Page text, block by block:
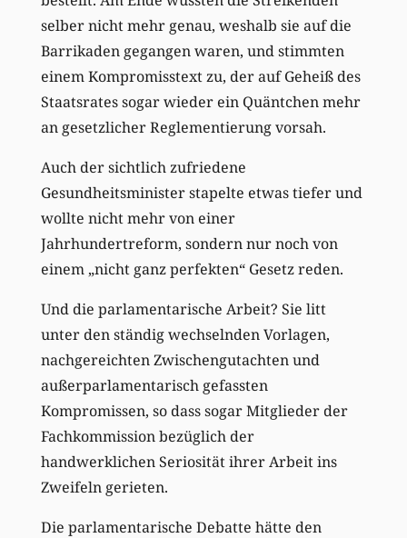
selber nicht mehr genau, weshalb sie auf die
Barrikaden gegangen waren, und stimmten
einem Kompromisstext zu, der auf Geheiß des
Staatsrates sogar wieder ein Quäntchen mehr
an gesetzlicher Reglementierung vorsah.
Auch der sichtlich zufriedene
Gesundheitsminister stapelte etwas tiefer und
wollte nicht mehr von einer
Jahrhundertreform, sondern nur noch von
einem „nicht ganz perfekten“ Gesetz reden.
Und die parlamentarische Arbeit? Sie litt
unter den ständig wechselnden Vorlagen,
nachgereichten Zwischengutachten und
außerparlamentarisch gefassten
Kompromissen, so dass sogar Mitglieder der
Fachkommission bezüglich der
handwerklichen Seriosität ihrer Arbeit ins
Zweifeln gerieten.
Die parlamentarische Debatte hätte den